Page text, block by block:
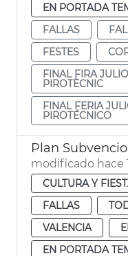
EN PORTADA
FALLAS
FESTES
FINAL FIRA
PIROTÈCNIC
FINAL FERIA
PIROTÉCNICO
modificado hace
CULTURA Y
FALLAS
VALENCIA
EN PORTADA